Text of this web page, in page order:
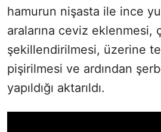
hamurun nişasta ile ince
aralarına ceviz eklenmesi,
şekillendirilmesi, üzerine
pişirilmesi ve ardından
yapıldığı aktarıldı.